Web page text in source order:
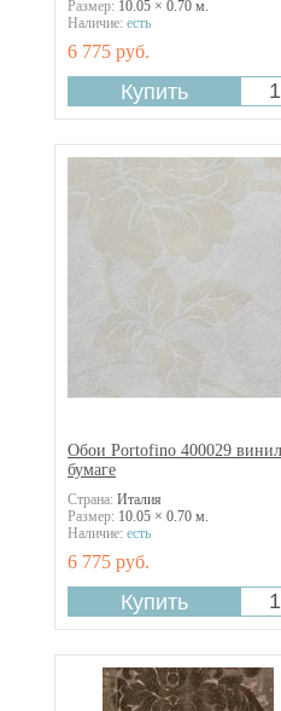
Размер: 10.05 × 0.70 м.
Наличие: есть
6 775 руб.
Обои Portofino 400029
бумаге
Страна: Италия
Размер: 10.05 × 0.70 м.
Наличие: есть
6 775 руб.